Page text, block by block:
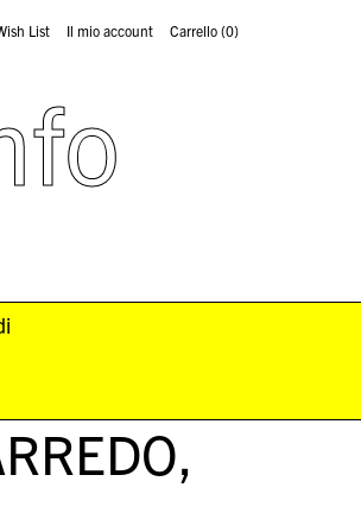
List Il mio account Carrello(0)
,